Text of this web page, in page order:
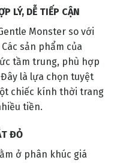
LÝ, DỄ TIẾP CẬN
Monster so với
sản phẩm của
tầm trung, phù hợp
là lựa chọn tuyệt
chiếc kính thời trang
tiền.
ĐỎ
ở phân khúc giá